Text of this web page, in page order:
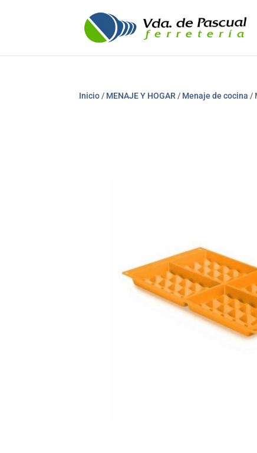
Inicio / MENAJE Y HOGAR / Menaje de cocina /